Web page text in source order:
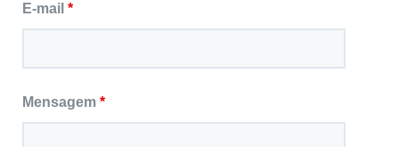
E-mail *
Mensagem *